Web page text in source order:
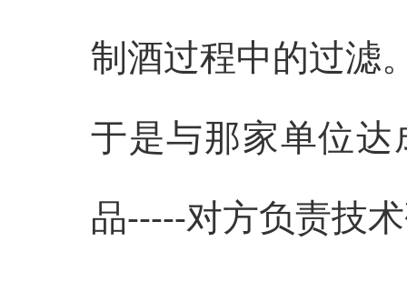
制酒过程中的过滤
于是与那家单位
品-----对方负责技